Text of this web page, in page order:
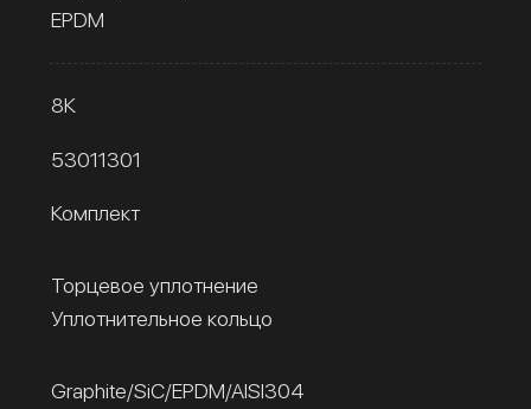
EPDM
8К
53011301
Комплект
Торцевое уплотнение
Уплотнительное кольцо
Graphite/SiC/EPDM/AISI304